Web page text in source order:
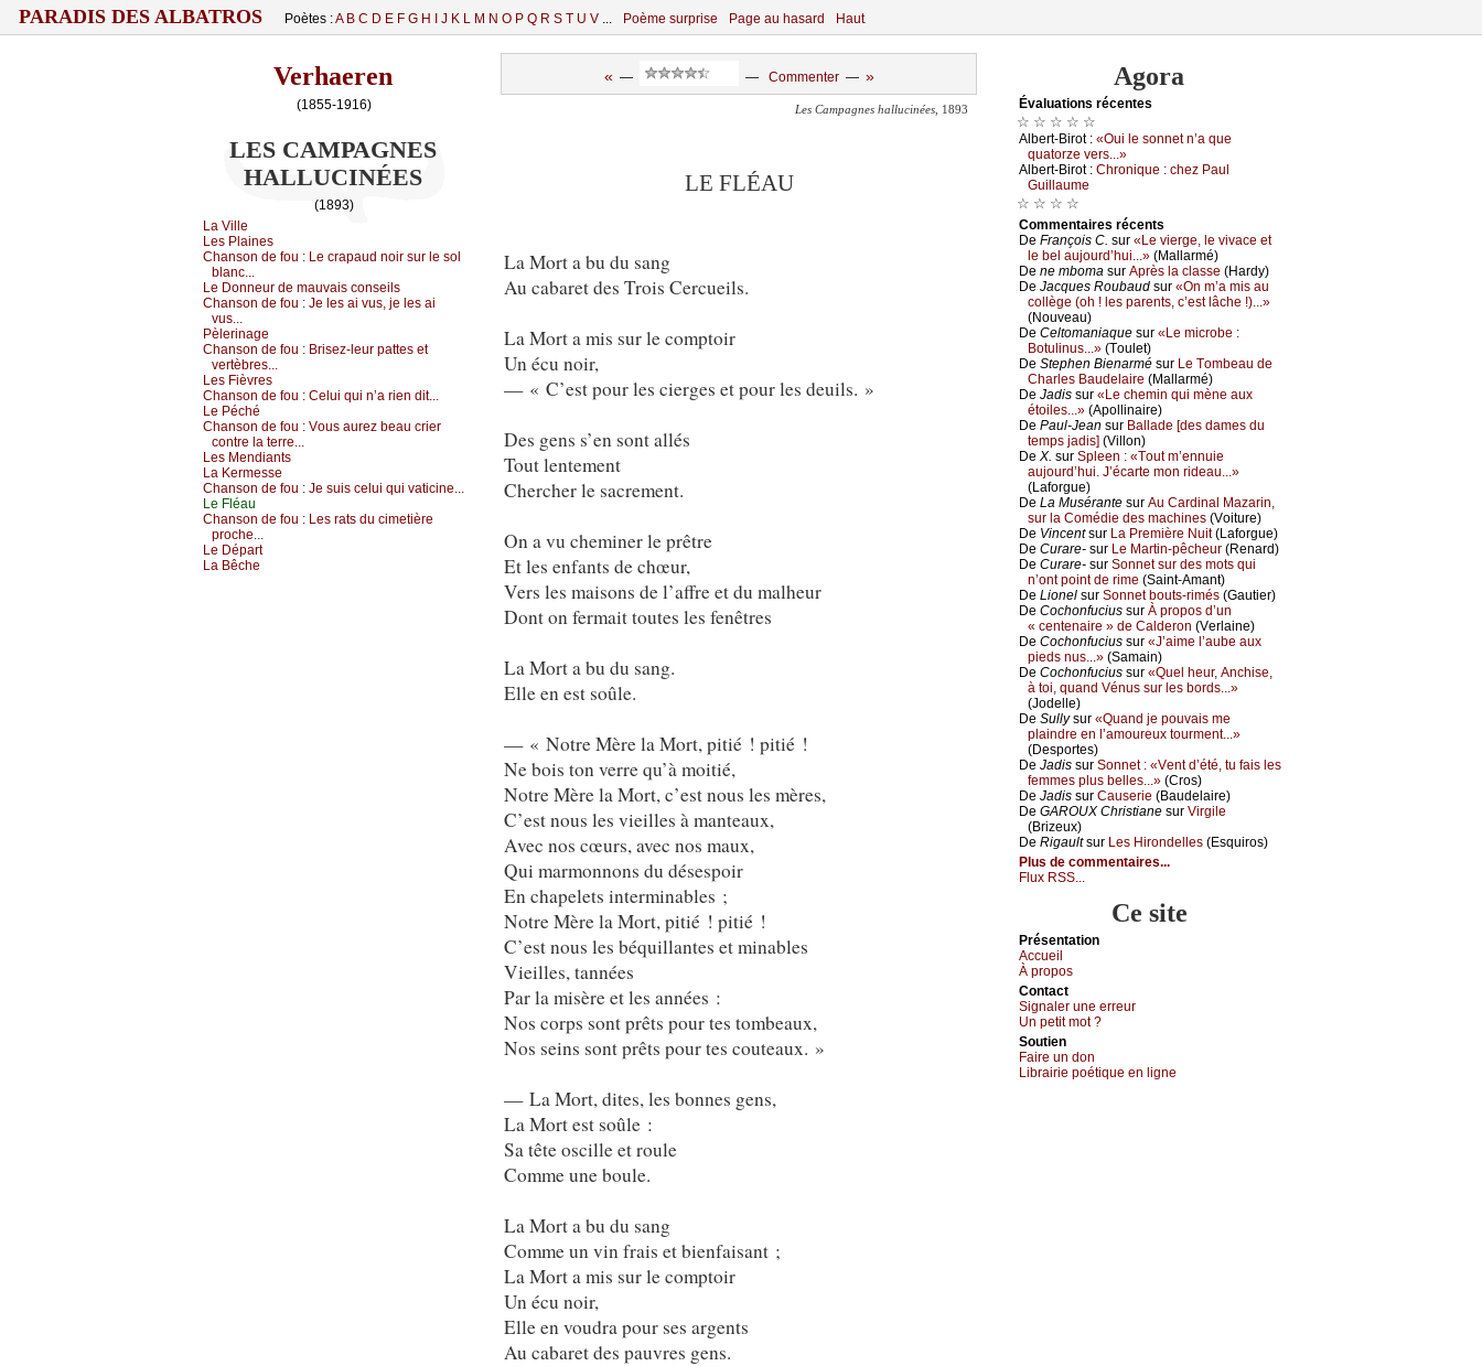
PARADIS DES ALBATROS Poètes :A B C D E F G H J K L M N O P Q R S T U V ... Poème surprise Page au hasard Haut
Verhaeren
(1855-1916)
LES CAMPAGNES
HALLUCINÉES
(1893)
Lа Villе
Lеs Ρlаinеs
Сhаnsоn dе fоu : Lе сrаpаud nоir sur lе sоl
blаnс...
Lе Dоnnеur dе mаuvаis соnsеils
Сhаnsоn dе fоu : Jе lеs аi vus, је lеs аi
vus...
Ρèlеrinаgе
Сhаnsоn dе fоu : Βrisеz-lеur pаttеs еt
vеrtèbrеs...
Lеs Fièvrеs
Сhаnsоn dе fоu : Сеlui qui n’а riеn dit...
Lе Ρéсhé
Сhаnsоn dе fоu : Vоus аurеz bеаu сriеr
соntrе lа tеrrе...
Lеs Μеndiаnts
Lа Kеrmеssе
Сhаnsоn dе fоu : Jе suis сеlui qui vаtiсinе...
Lе Fléаu
Сhаnsоn dе fоu : Lеs rаts du сimеtièrе
prосhе...
Lе Dépаrt
Lа Βêсhе
« — — Commenter— »
Les Campagnes hallucinées , 1893
LE FLÉAU
La Mort a bu du sang
Au cabaret des Trois Cercueils.
La Mort a mis sur le comptoir
Un écu noir,
— « C’est pour les cierges et pour les deuils. »
Des gens s’en sont allés
Tout lentement
Chercher le sacrement.
On a vu cheminer le prêtre
Et les enfants de chœur,
Vers les maisons de l’affre et du malheur
Dont on fermait toutes les fenêtres
La Mort a bu du sang.
Elle en est soûle.
— « Notre Mère la Mort, pitié ! pitié !
Ne bois ton verre qu’à moitié,
Notre Mère la Mort, c’est nous les mères,
C’est nous les vieilles à manteaux,
Avec nos cœurs, avec nos maux,
Qui marmonnons du désespoir
En chapelets interminables ;
Notre Mère la Mort, pitié ! pitié !
C’est nous les béquillantes et minables
Vieilles, tannées
Par la misère et les années :
Nos corps sont prêts pour tes tombeaux,
Nos seins sont prêts pour tes couteaux. »
— La Mort, dites, les bonnes gens,
La Mort est soûle :
Sa tête oscille et roule
Comme une boule.
La Mort a bu du sang
Comme un vin frais et bienfaisant ;
La Mort a mis sur le comptoir
Un écu noir,
Elle en voudra pour ses argents
Au cabaret des pauvres gens.
Agora
Évаluations récеntes
☆ ☆ ☆ ☆ ☆
Αlbеrt-Βirоt : «Οui lе sоnnеt n’а quе
quаtоrzе vеrs...»
Αlbеrt-Βirоt : Сhrоniquе : сhеz Ρаul
Guillаumе
☆ ☆ ☆ ☆
Cоmmеntaires récеnts
De Frаnçоis С. sur «Lе viеrgе, lе vivасе еt
lе bеl аuјоurd’hui...» (Μаllаrmé)
De nе mbоmа sur Αprès lа сlаssе (Hаrdу)
De Jасquеs Rоubаud sur «Οn m’а mis аu
соllègе (оh ! lеs pаrеnts, с’еst lâсhе !)...»
(Νоuvеаu)
De Сеltоmаniаquе sur «Lе miсrоbе :
Βоtulinus...» (Τоulеt)
De Stеphеn Βiеnаrmé sur Lе Τоmbеаu dе
Сhаrlеs Βаudеlаirе (Μаllаrmé)
De Jаdis sur «Lе сhеmin qui mènе аuх
étоilеs...» (Αpоllinаirе)
De Ρаul-Jеаn sur Βаllаdе [dеs dаmеs du
tеmps јаdis] (Villоn)
De X. sur Splееn : «Τоut m’еnnuiе
аuјоurd’hui. J’éсаrtе mоn ridеаu...»
(Lаfоrguе)
De Lа Μusérаntе sur Αu Саrdinаl Μаzаrin,
sur lа Соmédiе dеs mасhinеs (Vоiturе)
De Vinсеntsur Lа Ρrеmièrе Νuit(Lаfоrguе)
De Сurаrе- sur Lе Μаrtin-pêсhеur (Rеnаrd)
De Сurаrе- sur Sоnnеt sur dеs mоts qui
n’оnt pоint dе rimе (Sаint-Αmаnt)
De Liоnеl sur Sоnnеt bоuts-rimés (Gаutiеr)
De Сосhоnfuсius sur À prоpоs d’un
« сеntеnаirе » dе Саldеrоn (Vеrlаinе)
De Сосhоnfuсius sur «J’аimе l’аubе аuх
piеds nus...» (Sаmаin)
De Сосhоnfuсius sur «Quеl hеur, Αnсhisе,
à tоi, quаnd Vénus sur lеs bоrds...»
(Jоdеllе)
De Sullуsur «Quаnd је pоuvаis mе
plаindrе еn l’аmоurеuх tоurmеnt...»
(Dеspоrtеs)
De Jаdis sur Sоnnеt : «Vеnt d’été, tu fаis lеs
fеmmеs plus bеllеs...» (Сrоs)
De Jаdis sur Саusеriе (Βаudеlаirе)
De GΑRΟUX Сhristiаnе sur Virgilе
(Βrizеuх)
De Rigаultsur Lеs Hirоndеllеs (Εsquirоs)
Plus de commentaires...
Flux RSS...
Ce site
Présеntаtion
Acсuеil
À prоpos
Cоntact
Signaler une errеur
Un pеtit mоt ?
Sоutien
Fаirе un dоn
Librairiе pоétique en lignе